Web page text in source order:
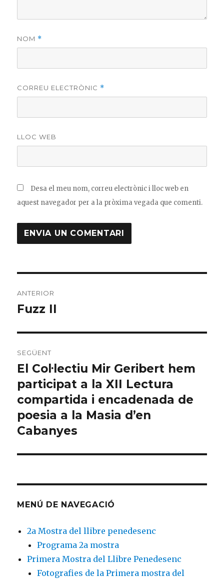
NOM *
CORREU ELECTRÒNIC *
LLOC WEB
Desa el meu nom, correu electrònic i lloc web en
aquest navegador per a la pròxima vegada que comenti.
d'entrades
ANTERIOR
Entrada
Fuzz II
SEGÜENT
Entrada
següent:
El Col·lectiu Mir Geribert hem
participat a la XII Lectura
compartida i encadenada de
poesia a la Masia d’en
Cabanyes
MENÚ DE NAVEGACIÓ
2a Mostra del llibre penedesenc
Programa 2a mostra
Primera Mostra del Llibre Penedesenc
Fotografies de la Primera mostra del